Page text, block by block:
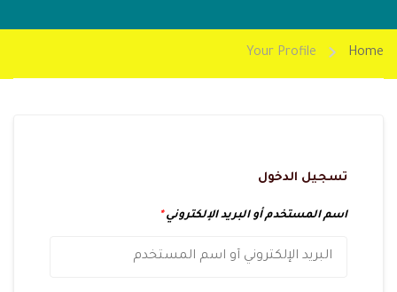
Home
Your Profile
تسجيل الدخول
اسم المستخدم أو البريد الإلكتروني*